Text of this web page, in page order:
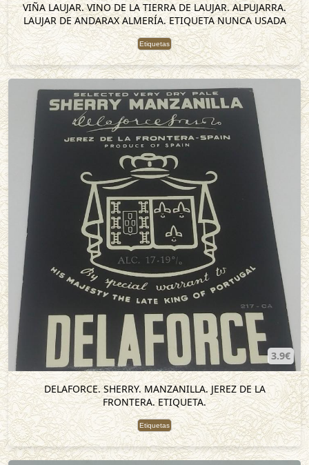
VIÑA LAUJAR. VINO DE LA TIERRA DE LAUJAR. ALPUJARRA.
LAUJAR DE ANDARAX ALMERÍA. ETIQUETA NUNCA USADA
Etiquetas
3.9€
DELAFORCE. SHERRY. MANZANILLA. JEREZ DE LA
FRONTERA. ETIQUETA.
Etiquetas